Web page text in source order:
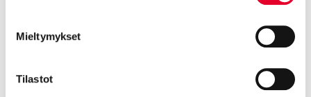
Mieltymykset
Tilastot